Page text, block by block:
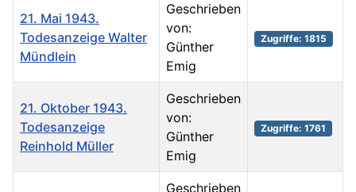
21. Mai 1943.
Todesanzeige Walter
Mündlein
Geschrieben
von:
Günther
Emig
Zugriffe: 1815
21. Oktober 1943.
Todesanzeige
Reinhold Müller
Geschrieben
von:
Günther
Emig
Zugriffe: 1761
Geschrieben